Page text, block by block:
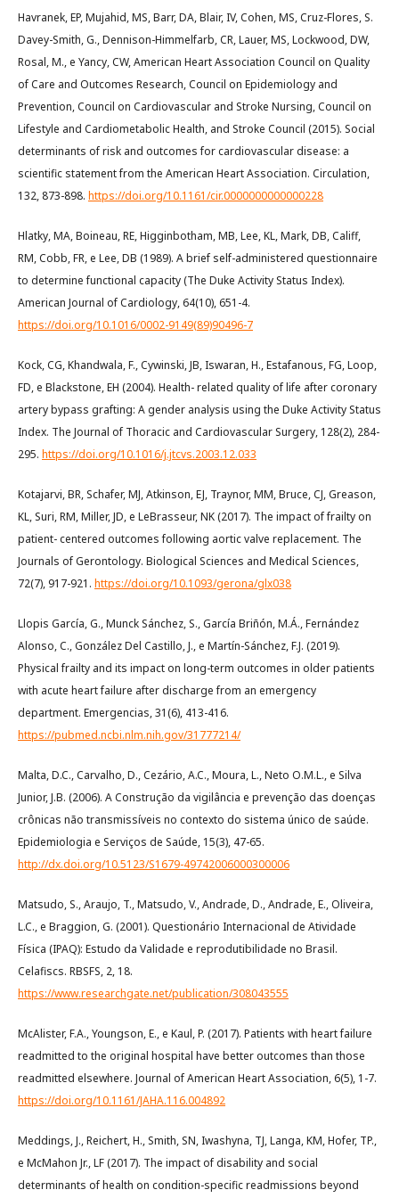
Havranek, EP, Mujahid, MS, Barr, DA, Blair, IV, Cohen, MS, Cruz-Flores, S.
Davey-Smith, G., Dennison-Himmelfarb, CR, Lauer, MS, Lockwood, DW,
Rosal, M., e Yancy, CW, American Heart Association Council on Quality
of Care and Outcomes Research, Council on Epidemiology and
Prevention, Council on Cardiovascular and Stroke Nursing, Council on
Lifestyle and Cardiometabolic Health, and Stroke Council (2015). Social
determinants of risk and outcomes for cardiovascular disease: a
scientific statement from the American Heart Association. Circulation,
132, 873-898. https://doi.org/10.1161/cir.0000000000000228
Hlatky, MA, Boineau, RE, Higginbotham, MB, Lee, KL, Mark, DB, Califf,
RM, Cobb, FR, e Lee, DB (1989). A brief self-administered questionnaire
to determine functional capacity (The Duke Activity Status Index).
American Journal of Cardiology, 64(10), 651-4.
https://doi.org/10.1016/0002-9149(89)90496-7
Kock, CG, Khandwala, F., Cywinski, JB, Iswaran, H., Estafanous, FG, Loop,
FD, e Blackstone, EH (2004). Health- related quality of life after coronary
artery bypass grafting: A gender analysis using the Duke Activity Status
Index. The Journal of Thoracic and Cardiovascular Surgery, 128(2), 284-
295. https://doi.org/10.1016/j.jtcvs.2003.12.033
Kotajarvi, BR, Schafer, MJ, Atkinson, EJ, Traynor, MM, Bruce, CJ, Greason,
KL, Suri, RM, Miller, JD, e LeBrasseur, NK (2017). The impact of frailty on
patient- centered outcomes following aortic valve replacement. The
Journals of Gerontology. Biological Sciences and Medical Sciences,
72(7), 917-921. https://doi.org/10.1093/gerona/glx038
Llopis García, G., Munck Sánchez, S., García Briñón, M.Á., Fernández
Alonso, C., González Del Castillo, J., e Martín-Sánchez, F.J. (2019).
Physical frailty and its impact on long-term outcomes in older patients
with acute heart failure after discharge from an emergency
department. Emergencias, 31(6), 413-416.
https://pubmed.ncbi.nlm.nih.gov/31777214/
Malta, D.C., Carvalho, D., Cezário, A.C., Moura, L., Neto O.M.L., e Silva
Junior, J.B. (2006). A Construção da vigilância e prevenção das doenças
crônicas não transmissíveis no contexto do sistema único de saúde.
Epidemiologia e Serviços de Saúde, 15(3), 47-65.
http://dx.doi.org/10.5123/S1679-49742006000300006
Matsudo, S., Araujo, T., Matsudo, V., Andrade, D., Andrade, E., Oliveira,
L.C., e Braggion, G. (2001). Questionário Internacional de Atividade
Física (IPAQ): Estudo da Validade e reprodutibilidade no Brasil.
Celafiscs. RBSFS, 2, 18.
https://www.researchgate.net/publication/308043555
McAlister, F.A., Youngson, E., e Kaul, P. (2017). Patients with heart failure
readmitted to the original hospital have better outcomes than those
readmitted elsewhere. Journal of American Heart Association, 6(5), 1-7.
https://doi.org/10.1161/JAHA.116.004892
Meddings, J., Reichert, H., Smith, SN, Iwashyna, TJ, Langa, KM, Hofer, TP.,
e McMahon Jr., LF (2017). The impact of disability and social
determinants of health on condition-specific readmissions beyond